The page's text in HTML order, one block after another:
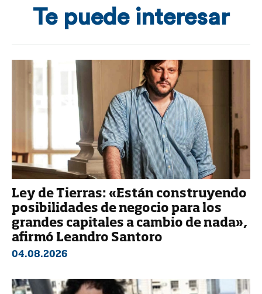
Te puede interesar
Ley de Tierras: «Están construyendo
posibilidades de negocio para los
grandes capitales a cambio de nada»,
afirmó Leandro Santoro
04.08.2026